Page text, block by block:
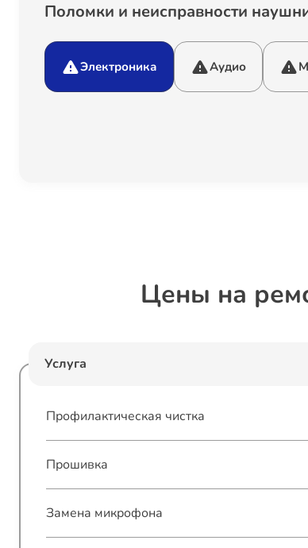
Поломки и неисправности
Электроника Аудио
Цены на
Услуга
Профилактическая чистка
Прошивка
Замена микрофона